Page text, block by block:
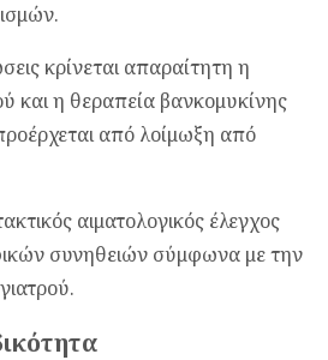
κρίνεται απαραίτητη η
και η θεραπεία βανκομυκίνης
από λοίμωξη από
αιματολογικός έλεγχος
συνηθειών σύμφωνα με την